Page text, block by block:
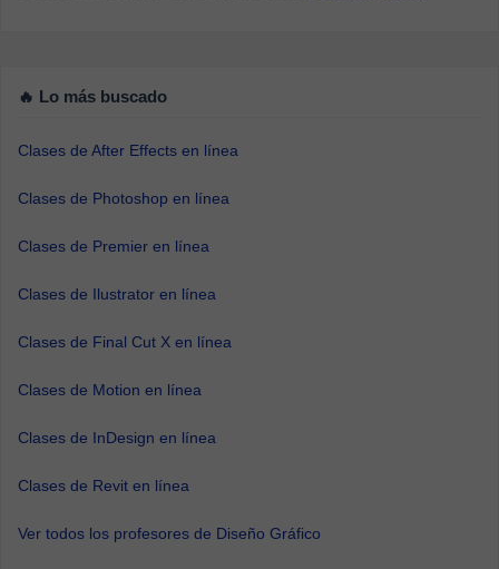
🔥 Lo más buscado
Clases de After Effects en línea
Clases de Photoshop en línea
Clases de Premier en línea
Clases de Ilustrator en línea
Clases de Final Cut X en línea
Clases de Motion en línea
Clases de InDesign en línea
Clases de Revit en línea
Ver todos los profesores de Diseño Gráfico